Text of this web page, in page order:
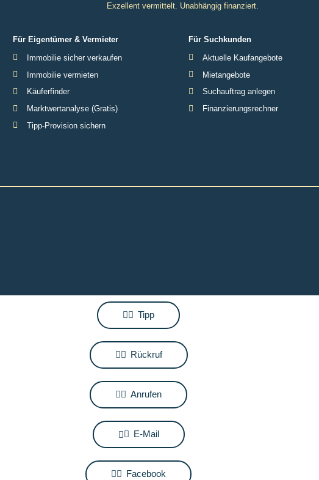
Exzellent vermittelt. Unabhängig finanziert.
Für Eigentümer & Vermieter
Immobilie sicher verkaufen
Immobilie vermieten
Käuferfinder
Marktwertanalyse (Gratis)
Tipp-Provision sichern
Für Suchkunden
Aktuelle Kaufangebote
Mietangebote
Suchauftrag anlegen
Finanzierungsrechner
Tipp
Rückruf
Anrufen
E-Mail
Facebook